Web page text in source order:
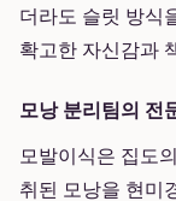
더라도 슬릿 방식
확고한 자신감과
모낭 분리팀의 전
모발이식은 집도
취된 모낭을 현미